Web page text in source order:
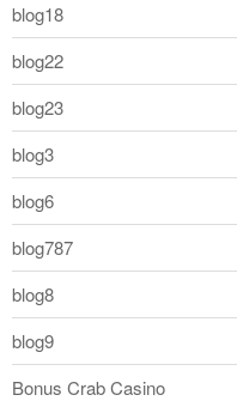
blog18
blog22
blog23
blog3
blog6
blog787
blog8
blog9
Bonus Crab Casino